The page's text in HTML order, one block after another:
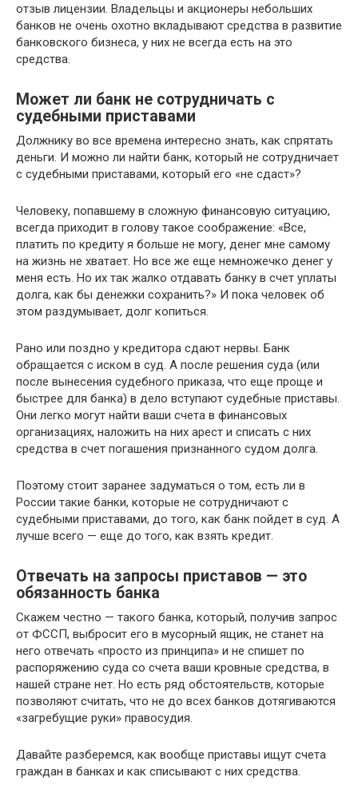
отзыв лицензии. Владельцы и акционеры небольших
банков не очень охотно вкладывают средства в развитие
банковского бизнеса, у них не всегда есть на это
средства.
Может ли банк не сотрудничать с
судебными приставами
Должнику во все времена интересно знать, как спрятать
деньги. И можно ли найти банк, который не сотрудничает
с судебными приставами, который его «не сдаст»?
Человеку, попавшему в сложную финансовую ситуацию,
всегда приходит в голову такое соображение: «Все,
платить по кредиту я больше не могу, денег мне самому
на жизнь не хватает. Но все же еще немножечко денег у
меня есть. Но их так жалко отдавать банку в счет уплаты
долга, как бы денежки сохранить?» И пока человек об
этом раздумывает, долг копиться.
Рано или поздно у кредитора сдают нервы. Банк
обращается с иском в суд. А после решения суда (или
после вынесения судебного приказа, что еще проще и
быстрее для банка) в дело вступают судебные приставы.
Они легко могут найти ваши счета в финансовых
организациях, наложить на них арест и списать с них
средства в счет погашения признанного судом долга.
Поэтому стоит заранее задуматься о том, есть ли в
России такие банки, которые не сотрудничают с
судебными приставами, до того, как банк пойдет в суд. А
лучше всего — еще до того, как взять кредит.
Отвечать на запросы приставов — это
обязанность банка
Скажем честно — такого банка, который, получив запрос
от ФССП, выбросит его в мусорный ящик, не станет на
него отвечать «просто из принципа» и не спишет по
распоряжению суда со счета ваши кровные средства, в
нашей стране нет. Но есть ряд обстоятельств, которые
позволяют считать, что не до всех банков дотягиваются
«загребущие руки» правосудия.
Давайте разберемся, как вообще приставы ищут счета
граждан в банках и как списывают с них средства.